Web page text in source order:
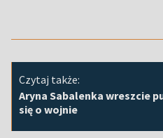
Czytaj także:
Aryna Sabalenka wreszcie
się o wojnie